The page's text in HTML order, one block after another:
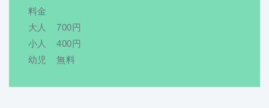
料金
大人 700円
小人 400円
幼児 無料